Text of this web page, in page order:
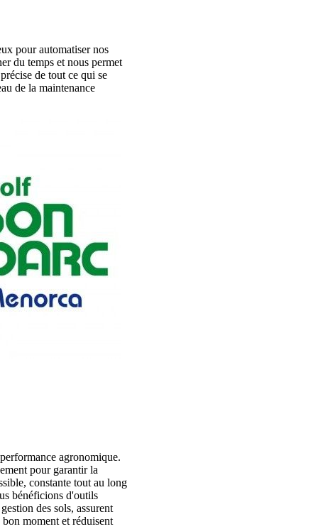
pour automatiser nos
du temps et nous permet
de tout ce qui se
de la maintenance
agronomique.
pour garantir la
constante tout au long
bénéficions d'outils
des sols, assurent
moment et réduisent